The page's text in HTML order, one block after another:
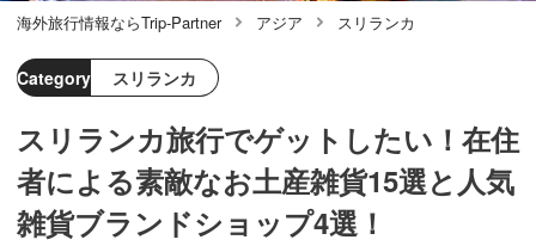
海外旅行情報ならTrip-Partner アジア スリランカ
Category スリランカ
スリランカ旅行でゲットしたい！在住
者による素敵なお土産雑貨15選と人気
雑貨ブランドショップ4選！